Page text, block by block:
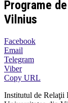
Programe
Vilnius
Facebook
Email
Telegram
Viber
Copy URL
Institutul de Relaţii